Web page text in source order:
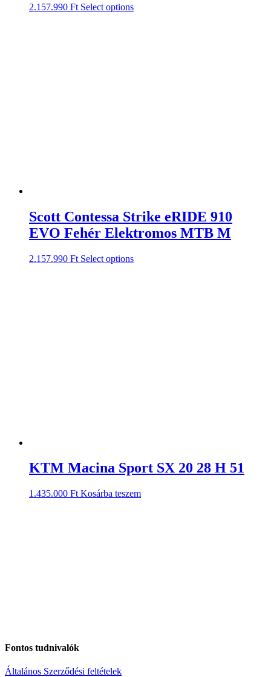
2.157.990 Ft Select options
Scott Contessa Strike eRIDE 910
EVO Fehér Elektromos MTB M
2.157.990 Ft Select options
KTM Macina Sport SX 20 28 H 51
1.435.000 Ft Kosárba teszem
Fontos tudnivalók
Általános Szerződési feltételek